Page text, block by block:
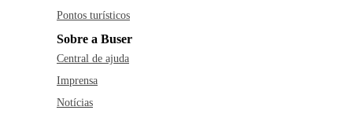
Pontos turísticos
Sobre a Buser
Central de ajuda
Imprensa
Notícias